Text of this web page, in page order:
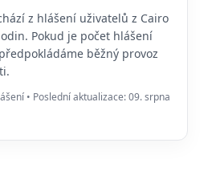
z hlášení uživatelů z Cairo
Pokud je počet hlášení
běžný provoz
• Poslední aktualizace: 09. srpna